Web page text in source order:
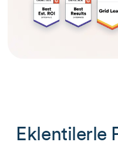
Eklentilerle